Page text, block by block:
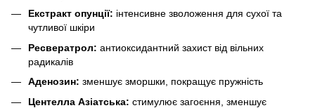
Екстракт опунції: інтенсивне зволоження для сухої та
чутливої шкіри
Ресвератрол: антиоксидантний захист від вільних
радикалів
Аденозин: зменшує зморшки, покращує пружність
Центелла Азіатська: стимулює загоєння, зменшує